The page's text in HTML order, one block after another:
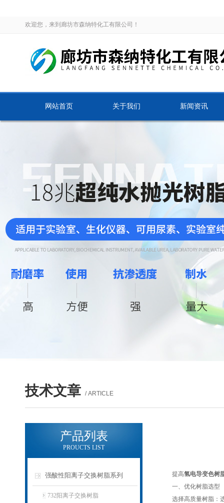
欢迎您，来到廊坊市森纳特化工有限公司！
网站首页 关于我们 新闻资讯
技术文章 / ARTICLE
产品列表
PROUCTS LIST
强酸性阳离子交换树脂系列
732阳离子交换树脂
提高氢电导变色树
一、优化树脂选型
选择高质量树脂：选